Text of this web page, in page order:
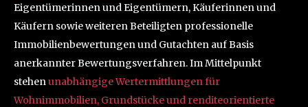
Eigentümerinnen und Eigentümern, Käuferinnen und
Käufern sowie weiteren Beteiligten professionelle
Immobilienbewertungen und Gutachten auf Basis
anerkannter Bewertungsverfahren. Im Mittelpunkt
stehenunabhängige Wertermittlungen für
Wohnimmobilien, Grundstücke und renditeorientierte